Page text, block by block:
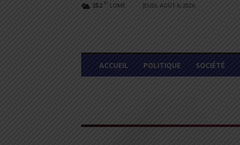
25.2 C LOMÉ JEUDI, AOÛT 6, 2026
L
M
ACCUEIL POLITIQUE SOCIÉTÉ